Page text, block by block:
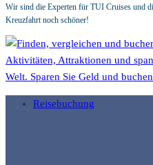
Wir sind die Experten für TUI Cruises und
Kreuzfahrt noch schöner!
Reisebuchung